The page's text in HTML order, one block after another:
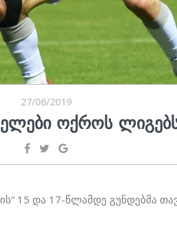
27/06/2019
ᲝᲥᲠᲝᲡ
15 და 17-წლამდე გუნდებმა